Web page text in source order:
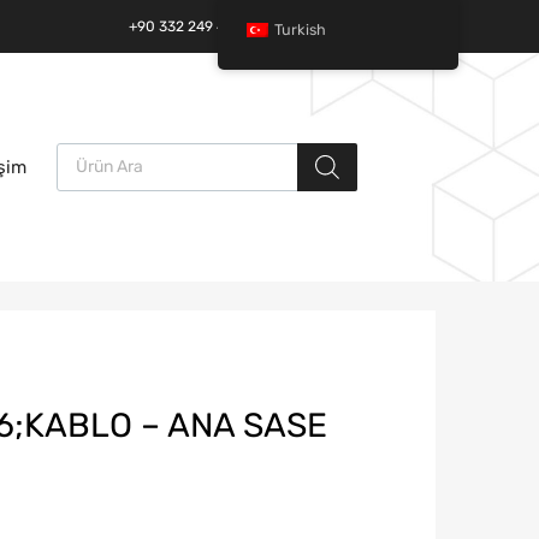
+90 332 249 49 01 | +90 532 685 32 42
Ürün arama
– ANA SASE
Turkish